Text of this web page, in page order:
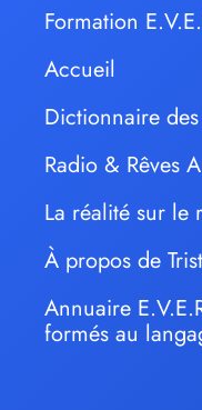
Formation
Accueil
Dictionnaire
Radio & Rêves
La réalité sur le
À propos de
Annuaire
formés au